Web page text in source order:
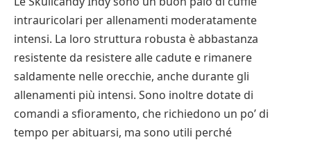
intrauricolari per allenamenti moderatamente
intensi. La loro struttura robusta è abbastanza
resistente da resistere alle cadute e rimanere
saldamente nelle orecchie, anche durante gli
allenamenti più intensi. Sono inoltre dotate di
comandi a sfioramento, che richiedono un po’ di
tempo per abituarsi, ma sono utili perché